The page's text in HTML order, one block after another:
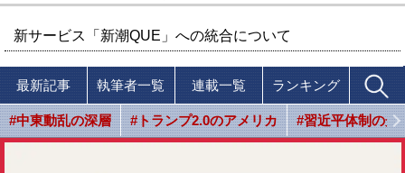
新サービス「新潮QUE」への統合について
最新記事 執筆者一覧 連載一覧 ランキング
#中東動乱の深層 #トランプ2.0のアメリカ #習近平体制の光